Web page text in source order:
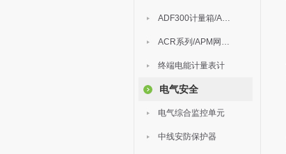
ADF300计量箱/AEW无线计量
ACR系列/APM网络电力仪表
终端电能计量表计
电气安全
电气综合监控单元
中线安防保护器